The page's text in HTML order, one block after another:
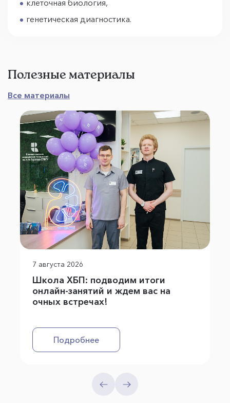
клеточная биология,
генетическая диагностика.
Полезные материалы
Все материалы
7 августа 2026
Школа ХБП: подводим итоги
онлайн-занятий и ждем вас на
очных встречах!
Подробнее